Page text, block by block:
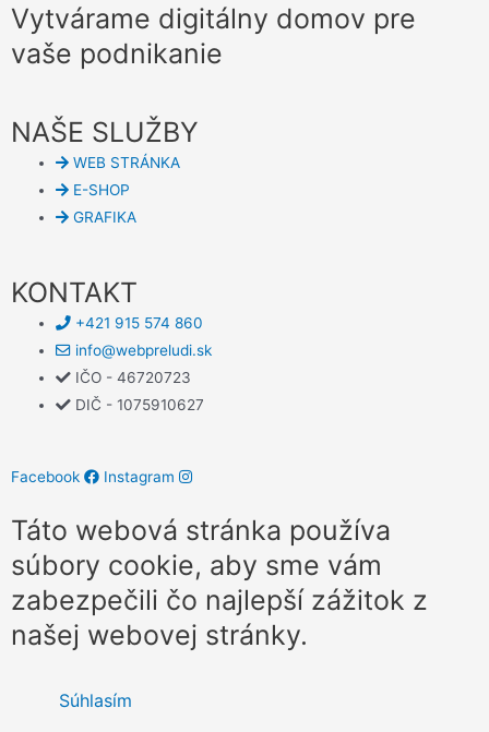
v
roku
2026
ceny)
Vytvárame digitálny domov pre
vaše podnikanie
NAŠE SLUŽBY
WEB STRÁNKA
E-SHOP
GRAFIKA
KONTAKT
+421 915 574 860
info@webpreludi.sk
IČO - 46720723
DIČ - 1075910627
Facebook Instagram
Táto webová stránka používa
súbory cookie, aby sme vám
zabezpečili čo najlepší zážitok z
našej webovej stránky.
Súhlasím